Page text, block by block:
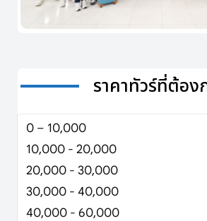
ราคาทัวร์ที่ต้อง
0 – 10,000
10,000 - 20,000
20,000 - 30,000
30,000 - 40,000
40,000 - 60,000